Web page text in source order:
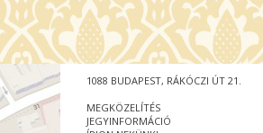
1088 BUDAPEST, RÁKÓCZI ÚT 21.
MEGKÖZELÍTÉS
JEGYINFORMÁCIÓ